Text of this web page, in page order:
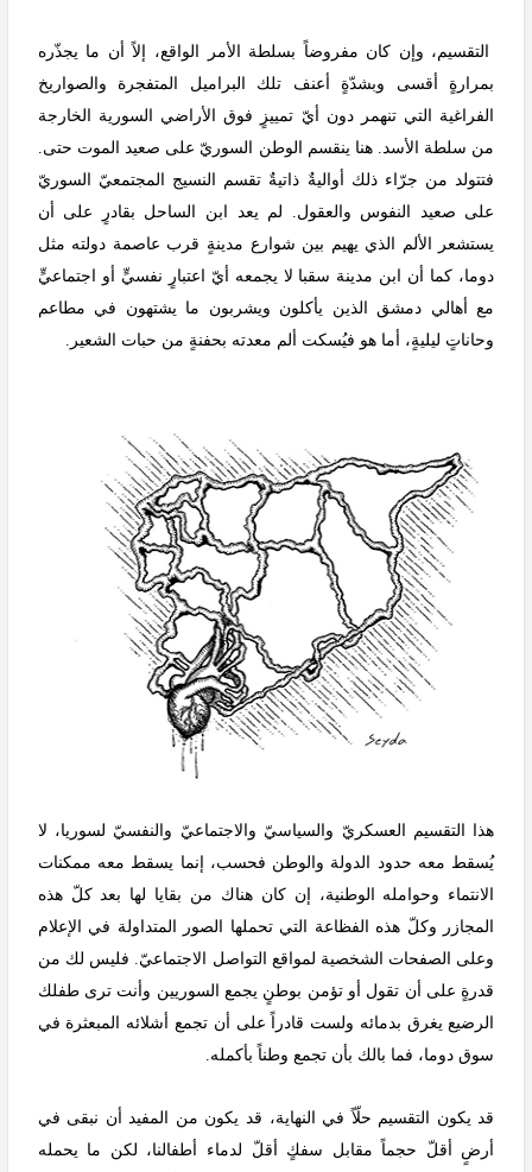
التقسيم، وإن كان مفروضاً بسلطة الأمر الواقع، إلاً أن ما يجذّره
بمرارةٍ أقسى وبشدّةٍ أعنف تلك البراميل المتفجرة والصواريخ
الفراغية التي تنهمر دون أيّ تمييزٍ فوق الأراضي السورية الخارجة
من سلطة الأسد. هنا ينقسم الوطن السوريّ على صعيد الموت حتى.
فتتولد من جرّاء ذلك أواليةٌ ذاتيةٌ تقسم النسيج المجتمعيّ السوريّ
على صعيد النفوس والعقول. لم يعد ابن الساحل بقادرٍ على أن
يستشعر الألم الذي يهيم بين شوارع مدينةٍ قرب عاصمة دولته مثل
دوما، كما أن ابن مدينة سقبا لا يجمعه أيّ اعتبارٍ نفسيٍّ أو اجتماعيٍّ
مع أهالي دمشق الذين يأكلون ويشربون ما يشتهون في مطاعم
وحاناتٍ ليليةٍ، أما هو فيُسكت ألم معدته بحفنةٍ من حبات الشعير.
هذا التقسيم العسكريّ والسياسيّ والاجتماعيّ والنفسيّ لسوريا، لا
يُسقط معه حدود الدولة والوطن فحسب، إنما يسقط معه ممكنات
الانتماء وحوامله الوطنية، إن كان هناك من بقايا لها بعد كلّ هذه
المجازر وكلّ هذه الفظاعة التي تحملها الصور المتداولة في الإعلام
وعلى الصفحات الشخصية لمواقع التواصل الاجتماعيّ. فليس لك من
قدرةٍ على أن تقول أو تؤمن بوطنٍ يجمع السوريين وأنت ترى طفلك
الرضيع يغرق بدمائه ولست قادراً على أن تجمع أشلائه المبعثرة في
سوق دوما، فما بالك بأن تجمع وطناً بأكمله.
قد يكون التقسيم حلّاً في النهاية، قد يكون من المفيد أن نبقى في
أرضٍ أقلّ حجماً مقابل سفكٍ أقلّ لدماء أطفالنا، لكن ما يحمله